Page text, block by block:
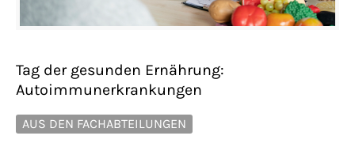
Tag der gesunden Ernährung:
Autoimmunerkrankungen
AUS DEN FACHABTEILUNGEN